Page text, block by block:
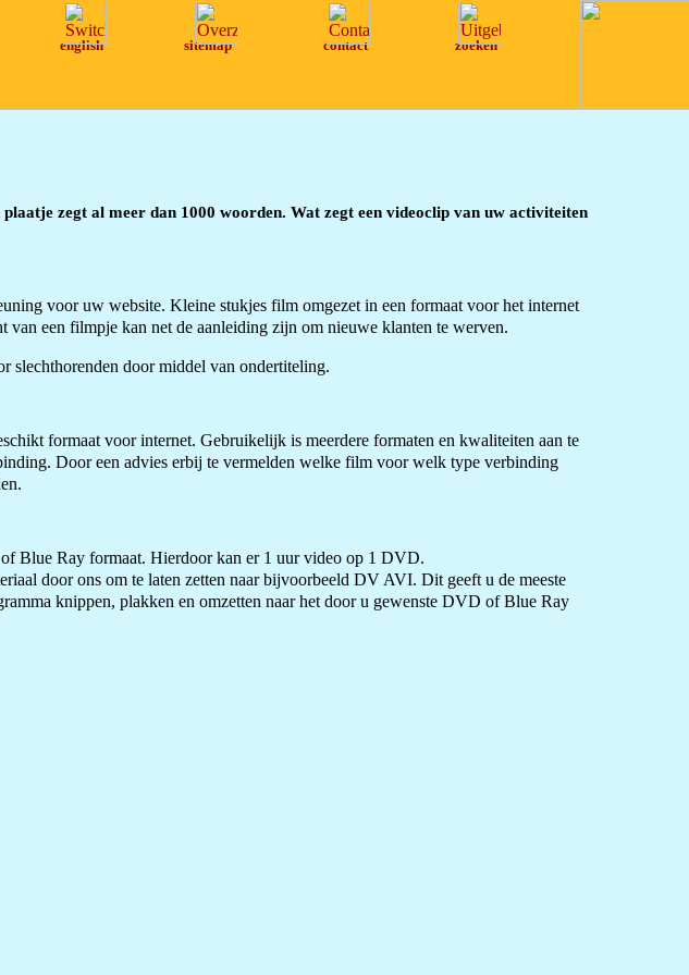
zegt al meer dan 1000 woorden. Wat zegt een videoclip van uw activiteiten
voor uw website. Kleine stukjes film omgezet in een formaat voor het internet
een filmpje kan net de aanleiding zijn om nieuwe klanten te werven.
slechthorenden door middel van ondertiteling.
formaat voor internet. Gebruikelijk is meerdere formaten en kwaliteiten aan te
Door een advies erbij te vermelden welke film voor welk type verbinding
Blue Ray formaat. Hierdoor kan er 1 uur video op 1 DVD.
door ons om te laten zetten naar bijvoorbeeld DV AVI. Dit geeft u de meeste
knippen, plakken en omzetten naar het door u gewenste DVD of Blue Ray
contact zoeken
sitemap
english